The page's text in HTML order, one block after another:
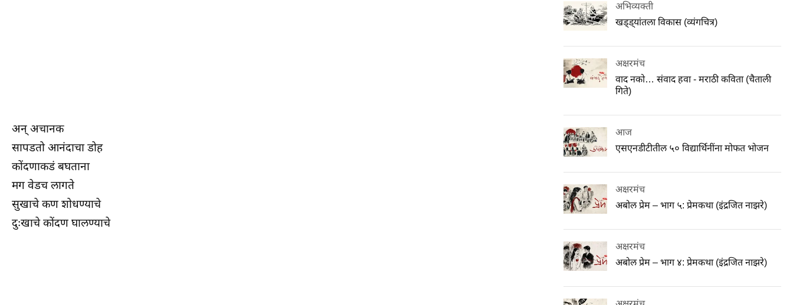
अन्‌ अचानक
सापडतो आनंदाचा डोह
कोंदणाकडं बघताना
मग वेडच लागते
सुखाचे कण शोधण्याचे
दुःखाचे कोंदण घालण्याचे
अभिव्यक्ती
खड्ड्यांतला विकास (व्यंगचित्र)
अक्षरमंच
वाद नको… संवाद हवा - मराठी कविता (चैताली
गिते)
आज
एसएनडीटीतील ५० विद्यार्थिनींना मोफत भोजन
अक्षरमंच
अबोल प्रेम – भाग ५: प्रेमकथा (इंद्रजित नाझरे)
अक्षरमंच
अबोल प्रेम – भाग ४: प्रेमकथा (इंद्रजित नाझरे)